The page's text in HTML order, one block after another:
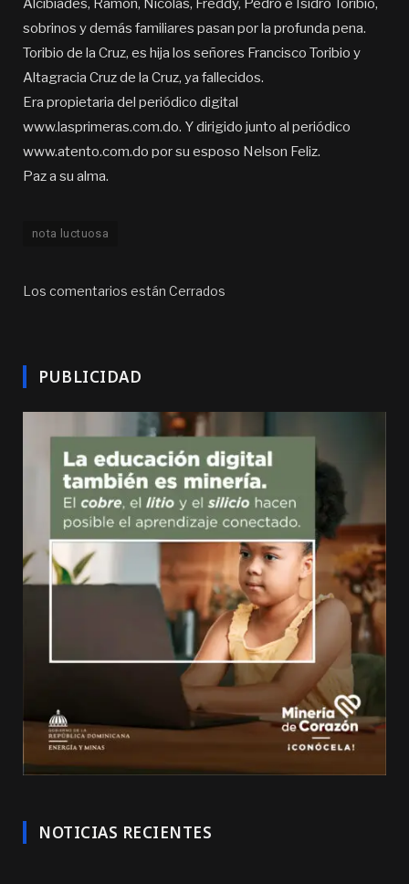
Alcibíades, Ramón, Nicolás, Freddy, Pedro e Isidro Toribio,
sobrinos y demás familiares pasan por la profunda pena.
Toribio de la Cruz, es hija los señores Francisco Toribio y
Altagracia Cruz de la Cruz, ya fallecidos.
Era propietaria del periódico digital
www.lasprimeras.com.do. Y dirigido junto al periódico
www.atento.com.do por su esposo Nelson Feliz.
Paz a su alma.
nota luctuosa
Los comentarios están Cerrados
PUBLICIDAD
NOTICIAS RECIENTES